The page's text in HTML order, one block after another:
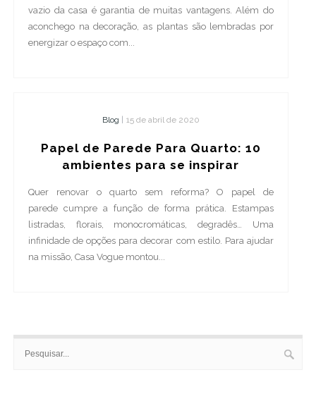
vazio da casa é garantia de muitas vantagens. Além do
aconchego na decoração, as plantas são lembradas por
energizar o espaço com...
Blog | 15 de abril de 2020
Papel de Parede Para Quarto: 10
ambientes para se inspirar
Quer renovar o quarto sem reforma? O papel de
parede cumpre a função de forma prática. Estampas
listradas, florais, monocromáticas, degradês… Uma
infinidade de opções para decorar com estilo. Para ajudar
na missão, Casa Vogue montou...